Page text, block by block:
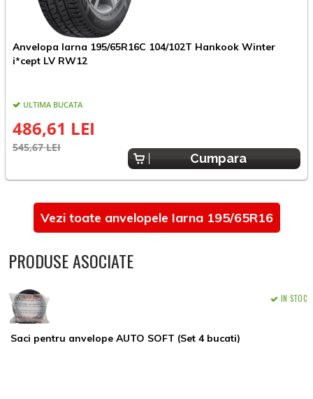
Anvelopa Iarna 195/65R16C 104/102T Hankook Winter
i*cept LV RW12
ULTIMA BUCATA
486,61 LEI
545,67 LEI
Cumpara
Vezi toate anvelopele Iarna 195/65R16
PRODUSE ASOCIATE
Saci pentru anvelope AUTO SOFT (Set 4 bucati)
IN STOC